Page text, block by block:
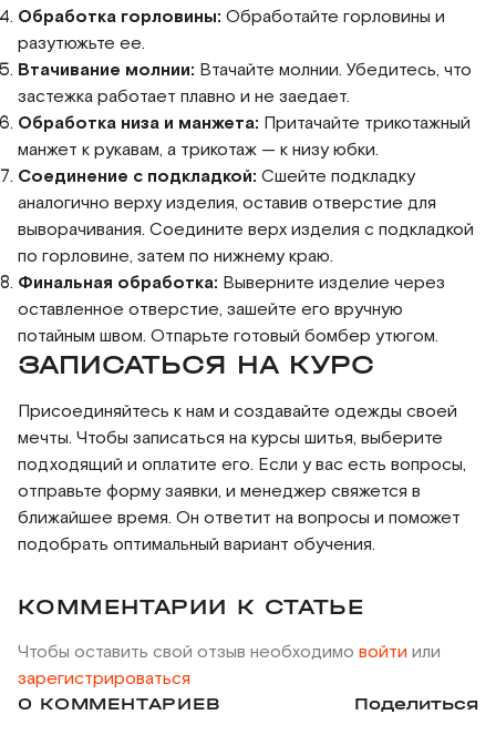
Обработка горловины: Обработайте горловины и
разутюжьте ее.
Втачивание молнии: Втачайте молнии. Убедитесь, что
застежка работает плавно и не заедает.
Обработка низа и манжета: Притачайте трикотажный
манжет к рукавам, а трикотаж — к низу юбки.
Соединение с подкладкой: Сшейте подкладку
аналогично верху изделия, оставив отверстие для
выворачивания. Соедините верх изделия с подкладкой
по горловине, затем по нижнему краю.
Финальная обработка: Выверните изделие через
оставленное отверстие, зашейте его вручную
потайным швом. Отпарьте готовый бомбер утюгом.
ЗАПИСАТЬСЯ НА КУРС
Присоединяйтесь к нам и создавайте одежды своей
мечты. Чтобы записаться на курсы шитья, выберите
подходящий и оплатите его. Если у вас есть вопросы,
отправьте форму заявки, и менеджер свяжется в
ближайшее время. Он ответит на вопросы и поможет
подобрать оптимальный вариант обучения.
КОММЕНТАРИИ К СТАТЬЕ
Чтобы оставить свой отзыв необходимо войти или
зарегистрироваться
0 КОММЕНТАРИЕВ Поделиться